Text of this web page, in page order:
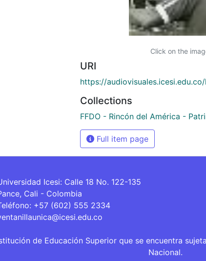
Click on the
URI
https://
Collections
FFDO - Rincón del América -
Full item page
Icesi: Calle 18 No. 122-135
Cali - Colombia
+57 (602) 555 2334
de Educación Superior que se encuentra
Nacional.